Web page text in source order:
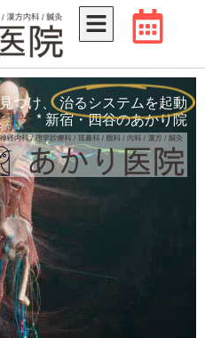
つけ、治るシステムを起動
* 新宿・四谷のあかり院